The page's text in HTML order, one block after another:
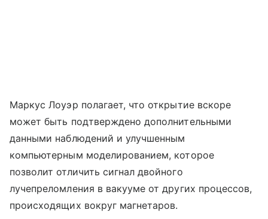
Маркус Лоуэр полагает, что открытие вскоре
может быть подтверждено дополнительными
данными наблюдений и улучшенным
компьютерным моделированием, которое
позволит отличить сигнал двойного
лучепреломления в вакууме от других процессов,
происходящих вокруг магнетаров.